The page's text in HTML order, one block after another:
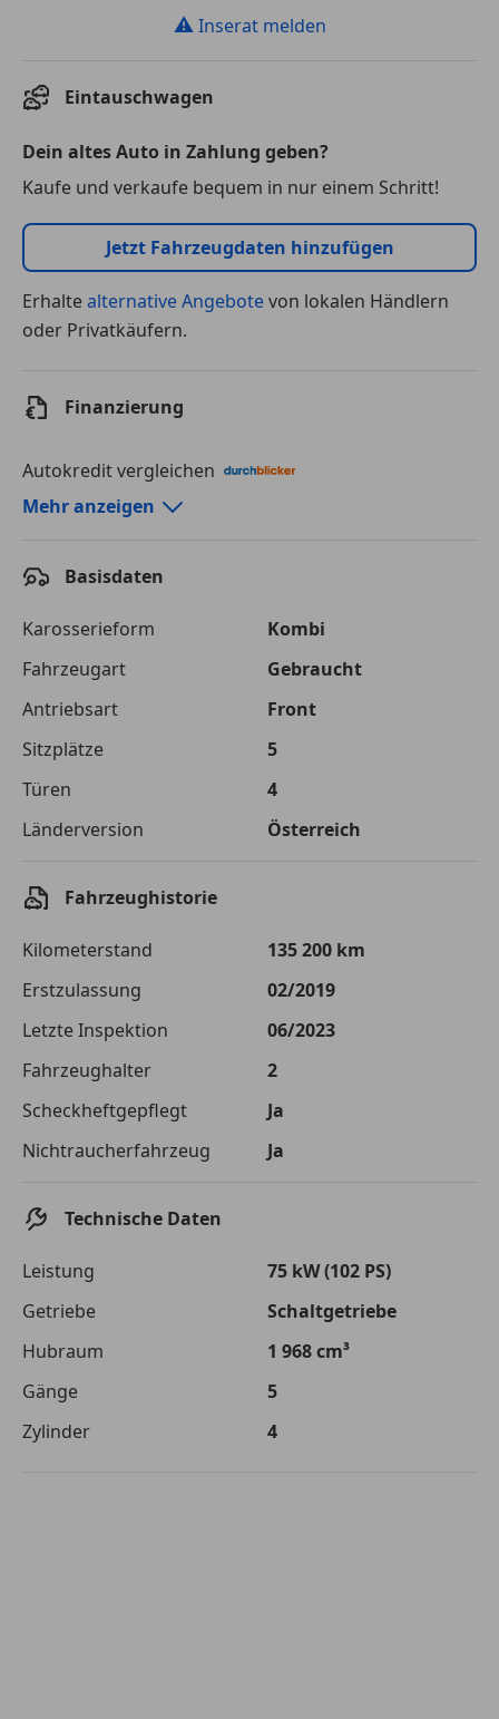
⚠ Inserat melden
Eintauschwagen
Dein altes Auto in Zahlung geben?
Kaufe und verkaufe bequem in nur einem Schritt!
Jetzt Fahrzeugdaten hinzufügen
Erhaltealternative Angebotevon lokalen Händlern
oder Privatkäufern.
Finanzierung
Autokredit vergleichen
Autokredit-Rechner von durchblicker.at
Laufzeit
120 Monate
Kreditbetrag
€ 15 000,-
Zu zahlender
Gesamtbetrag
€ 21 132,-
Einberechnete Gebühren
€ 0,-
Monatliche Rate € 176,10
von der von Ihnen gewählten Bank. Rückzahlungszeitraum 1-10
Mehr anzeigen
Basisdaten
Karosserieform
Kombi
Fahrzeugart
Gebraucht
Antriebsart
Front
Sitzplätze
5
Türen
4
Länderversion
Österreich
Fahrzeughistorie
Kilometerstand
135 200 km
Erstzulassung
02/2019
Letzte Inspektion
06/2023
Fahrzeughalter
2
Scheckheftgepflegt
Ja
Nichtraucherfahrzeug
Ja
Technische Daten
Leistung
75 kW (102 PS)
Getriebe
Schaltgetriebe
Hubraum
1 968 cm³
Gänge
5
Zylinder
4